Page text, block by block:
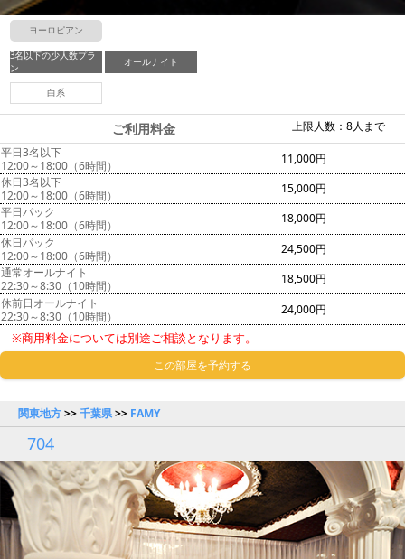
ヨーロピアン
3名以下の少人数プラ
ン
オールナイト
白系
上限人数：8人まで
ご利用料金
平日3名以下
12:00～18:00（6時間）
11,000円
休日3名以下
12:00～18:00（6時間）
15,000円
平日パック
12:00～18:00（6時間）
18,000円
休日パック
12:00～18:00（6時間）
24,500円
通常オールナイト
22:30～8:30（10時間）
18,500円
休前日オールナイト
22:30～8:30（10時間）
24,000円
※商用料金については別途ご相談となります。
この部屋を予約する
関東地方>>千葉県>> FAMY
704